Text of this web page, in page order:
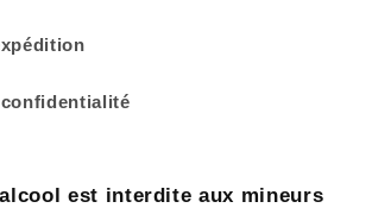
est interdite aux mineurs